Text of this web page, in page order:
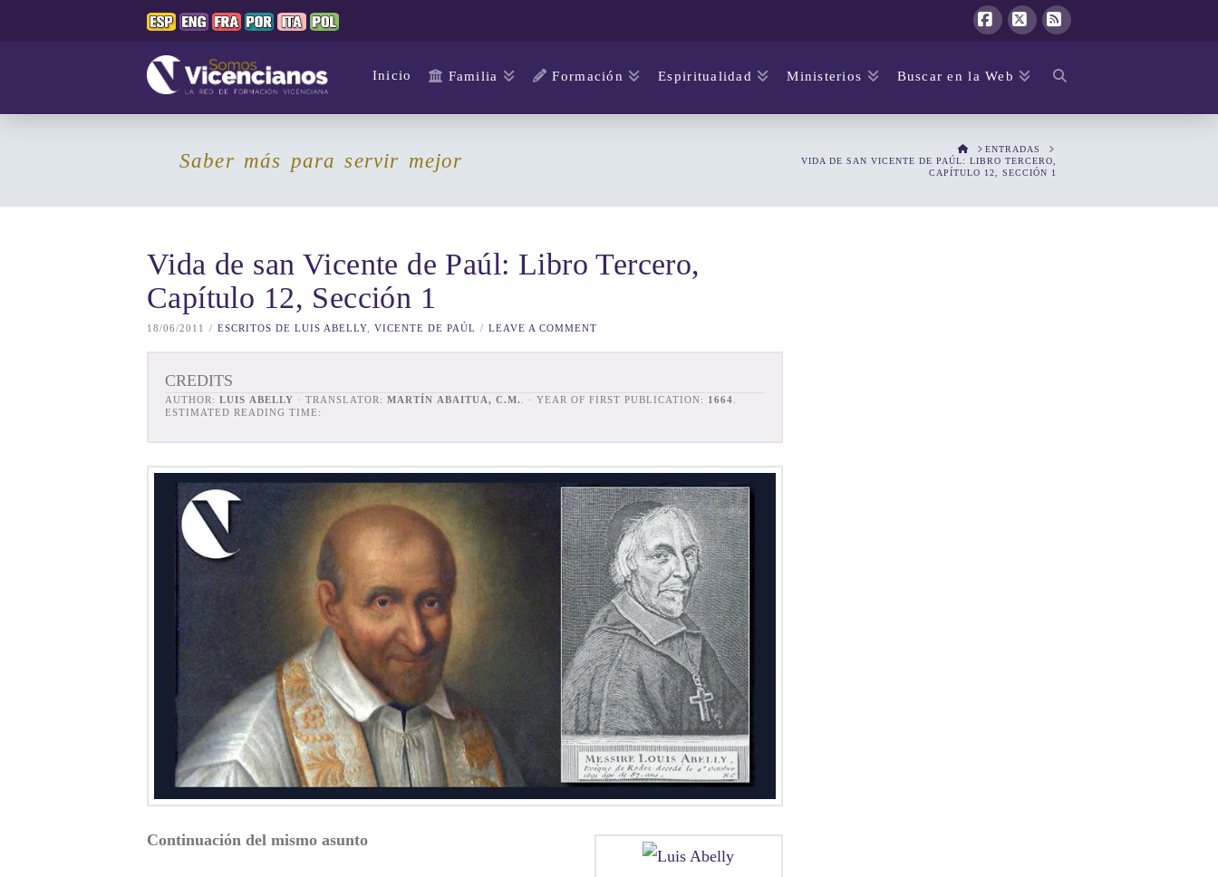
Inicio Familia Formación Espiritualidad Ministerios Buscar en la Web
Saber más para servir mejor
HOMEENTRADAS
VIDA DE SAN VICENTE DE PAÚL: LIBRO TERCERO,
CAPÍTULO 12, SECCIÓN 1
Vida de san Vicente de Paúl: Libro Tercero,
Capítulo 12, Sección 1
18/06/2011 ESCRITOS DE LUIS ABELLY, VICENTE DE PAÚL LEAVE A COMMENT
CREDITS
AUTHOR: LUIS ABELLY · TRANSLATOR: MARTÍN ABAITUA, C.M. . · YEAR OF FIRST PUBLICATION: 1664
ESTIMATED READING TIME:
Continuación del mismo asunto